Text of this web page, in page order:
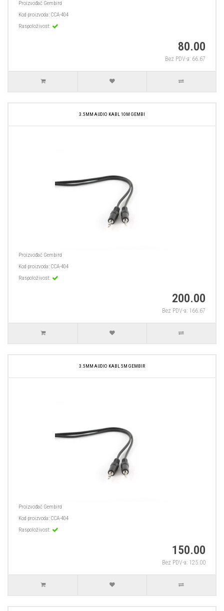
Proizvođač Gembird
Kod proizvoda: CCA-404
Raspoloživost:
80.00
Bez PDV-a: 66.67
3.5MM AUDIO KABL 10M GEMBI
Proizvođač Gembird
Kod proizvoda: CCA-404
Raspoloživost:
200.00
Bez PDV-a: 166.67
3.5MM AUDIO KABL 5M GEMBIR
Proizvođač Gembird
Kod proizvoda: CCA-404
Raspoloživost:
150.00
Bez PDV-a: 125.00